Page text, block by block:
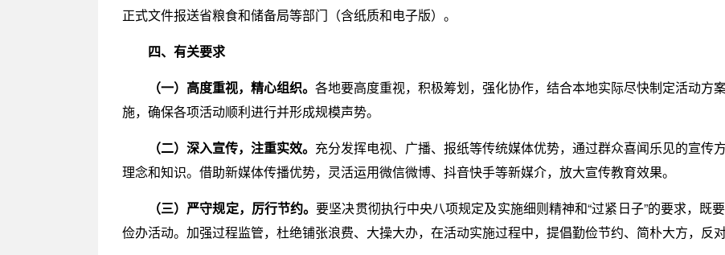
正式文件报送省粮食和储备局等部门（含纸质和电子版）。
四、有关要求
（一）高度重视，精心组织。 各地要高度重视，积极筹划，强化协作，结合本地实际尽快制定活动方
施，确保各项活动顺利进行并形成规模声势。
（二）深入宣传，注重实效。 充分发挥电视、广播、报纸等传统媒体优势，通过群众喜闻乐见的宣传
理念和知识。借助新媒体传播优势，灵活运用微信微博、抖音快手等新媒介，放大宣传教育效果。
（三）严守规定，厉行节约。要坚决贯彻执行中央八项规定及实施细则精神和“过紧日子”的要求，既
俭办活动。加强过程监管，杜绝铺张浪费、大操大办，在活动实施过程中，提倡勤俭节约、简朴大方，反